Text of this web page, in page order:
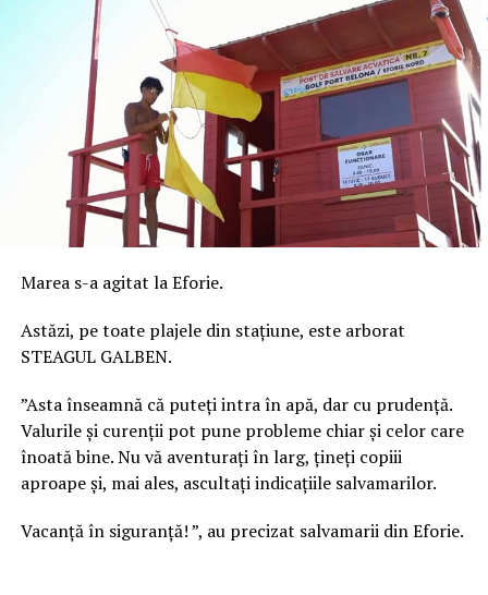
Marea s-a agitat la Eforie.
Astăzi, pe toate plajele din stațiune, este arborat
STEAGUL GALBEN.
”Asta înseamnă că puteți intra în apă, dar cu prudență.
Valurile și curenții pot pune probleme chiar și celor care
înoată bine. Nu vă aventurați în larg, țineți copiii
aproape și, mai ales, ascultați indicațiile salvamarilor.
Vacanță în siguranță! ”, au precizat salvamarii din Eforie.